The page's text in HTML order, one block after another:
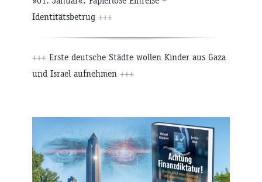
Identitätsbetrug +++
+++ Erste deutsche Städte wollen Kinder aus Gaza
und Israel aufnehmen +++